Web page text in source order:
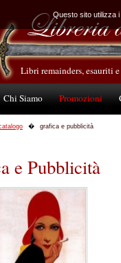
Libri remainders, esauriti
Chi Siamo Promozioni
grafica e pubblicità
e Pubblicità
Questo sito utilizza